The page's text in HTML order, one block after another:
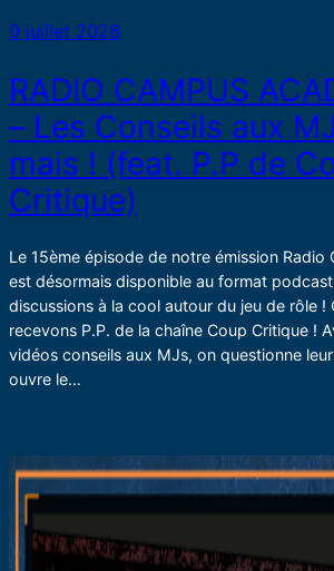
9 juillet 2026
RADIO CAMPUS
– Les Conseils aux
mais ! (feat. P.P de
Critique)
Le 15ème épisode de notre émission Radio
est désormais disponible au format
discussions à la cool autour du jeu de rôle !
recevons P.P. de la chaîne Coup Critique !
vidéos conseils aux MJs, on questionne
ouvre le…